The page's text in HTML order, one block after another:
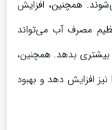
همچنین، افزایش
مصرف آب می‌تواند
بیشتری بدهد. همچنین،
نیز افزایش دهد و بهبود